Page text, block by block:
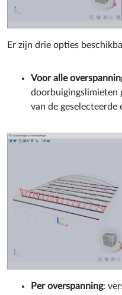
Er zijn drie opties
Voor alle
doorbuigingslimieten
van de geselecteerde
Per overspanning: